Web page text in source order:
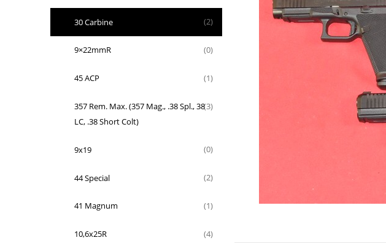
30 Carbine (2)
9×22mmR (0)
45 ACP (1)
357 Rem. Max. (357 Mag., .38 Spl., 38
LC, .38 Short Colt)
(3)
9x19 (0)
44 Special (2)
41 Magnum (1)
10,6x25R (4)